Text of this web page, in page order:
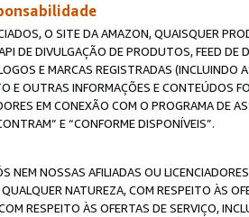
O SITE DA AMAZON, QUAISQUER
DE DIVULGAÇÃO DE PRODUTOS, FEED
E MARCAS REGISTRADAS
E OUTRAS INFORMAÇÕES E CONTEÚDOS
EM CONEXÃO COM O PROGRAMA DE
E “CONFORME DISPONÍVEIS”.
NEM NOSSAS AFILIADAS OU
NATUREZA, COM RESPEITO ÀS
RESPEITO ÀS OFERTAS DE SERVIÇO,